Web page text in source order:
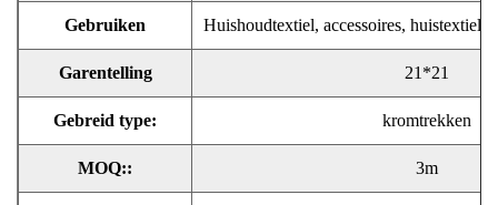
Gebruiken Huishoudtextiel, accessoires, huistextiel-
Garentelling 21*21
Gebreid type: kromtrekken
MOQ:: 3m